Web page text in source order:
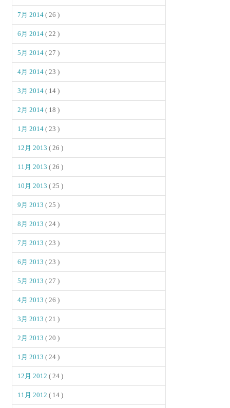
7月 2014( 26 )
6月 2014( 22 )
5月 2014( 27 )
4月 2014( 23 )
3月 2014( 14 )
2月 2014( 18 )
1月 2014( 23 )
12月 2013( 26 )
11月 2013( 26 )
10月 2013( 25 )
9月 2013( 25 )
8月 2013( 24 )
7月 2013( 23 )
6月 2013( 23 )
5月 2013( 27 )
4月 2013( 26 )
3月 2013( 21 )
2月 2013( 20 )
1月 2013( 24 )
12月 2012( 24 )
11月 2012( 14 )